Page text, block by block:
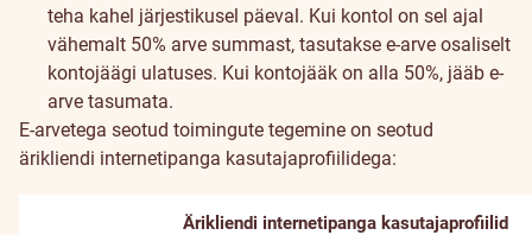
teha kahel järjestikusel päeval. Kui kontol on sel ajal
vähemalt 50% arve summast, tasutakse e-arve osaliselt
kontojäägi ulatuses. Kui kontojääk on alla 50%, jääb e-
arve tasumata.
E-arvetega seotud toimingute tegemine on seotud
ärikliendi internetipanga kasutajaprofiilidega:
Ärikliendi internetipanga kasutajaprofiilid